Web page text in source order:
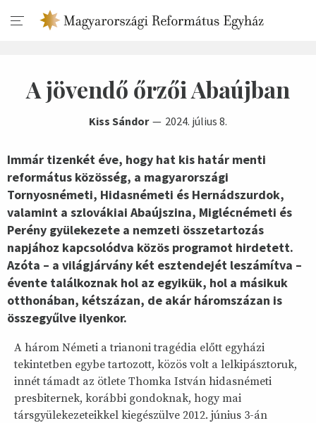
A jövendő őrzői Abaújban
Kiss Sándor 2024. július 8.
Immár tizenkét éve, hogy hat kis határ menti
református közösség, a magyarországi
Tornyosnémeti, Hidasnémeti és Hernádszurdok,
valamint a szlovákiai Abaújszina, Miglécnémeti és
Perény gyülekezete a nemzeti összetartozás
napjához kapcsolódva közös programot hirdetett.
Azóta – a világjárvány két esztendejét leszámítva –
évente találkoznak hol az egyikük, hol a másikuk
otthonában, kétszázan, de akár háromszázan is
összegyűlve ilyenkor.
A három Németi a trianoni tragédia előtt egyházi
tekintetben egybe tartozott, közös volt a lelkipásztoruk,
innét támadt az ötlete Thomka István hidasnémeti
presbiternek, korábbi gondoknak, hogy mai
társgyülekezeteikkel kiegészülve 2012. június 3-án